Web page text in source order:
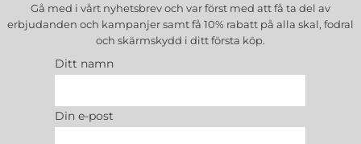
EAN : 8809971234436
Färg
Gå med i vårt nyhetsbrev och var först med att få ta del av
erbjudanden och kampanjer samt få 10% rabatt på alla skal, fodral
och skärmskydd i ditt första köp.
Ditt namn
Din e-post